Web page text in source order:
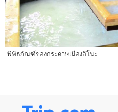
พิพิธภัณฑ์ของกระดาษเมืองอิโนะ